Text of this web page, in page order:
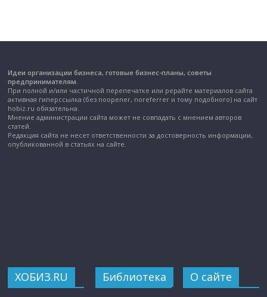
Идеи организации бизнеса, готовые бизнес-планы, советы
предпринимателям.
При полной и/или частичной перепечатке или рерайте материалов сайта
активная гиперссылка (без noopener, noreferrer и тому подобного) на сайт
hobiz.ru обязательна.
Мнение администрации сайта может не совпадать с мнением авторов
статей.
Редакция сайта не несет ответственности за достоверность информации,
опубликованной в статьях на сайте.
ХОБИЗ.RU Библиотека О сайте